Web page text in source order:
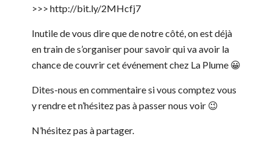
>>> http://bit.ly/2MHcfj7
Inutile de vous dire que de notre côté, on est déjà
en train de s’organiser pour savoir qui va avoir la
chance de couvrir cet événement chez La Plume 😀
Dites-nous en commentaire si vous comptez vous
y rendre et n’hésitez pas à passer nous voir 😉
N’hésitez pas à partager.